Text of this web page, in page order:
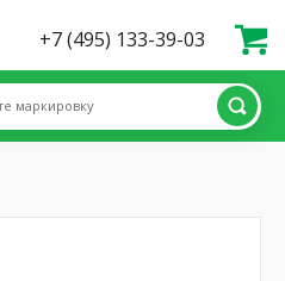
+7 (495) 133-39-03
маркировку